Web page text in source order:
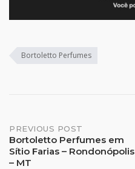
Bortoletto Perfumes
Post
navigation
PREVIOUS POST
Bortoletto Perfumes em
Sítio Farias – Rondonópolis
– MT